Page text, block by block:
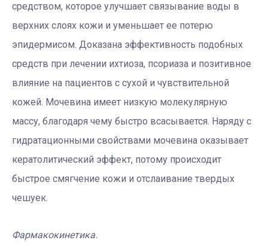
средством, которое улучшает связывание воды в
верхних слоях кожи и уменьшает ее потерю
эпидермисом. Доказана эффективность подобных
средств при лечении ихтиоза, псориаза и позитивное
влияние на пациентов с сухой и чувствительной
кожей. Мочевина имеет низкую молекулярную
массу, благодаря чему быстро всасывается. Наряду с
гидратационными свойствами мочевина оказывает
кератолитический эффект, потому происходит
быстрое смягчение кожи и отслаивание твердых
чешуек.
Фармакокинетика.